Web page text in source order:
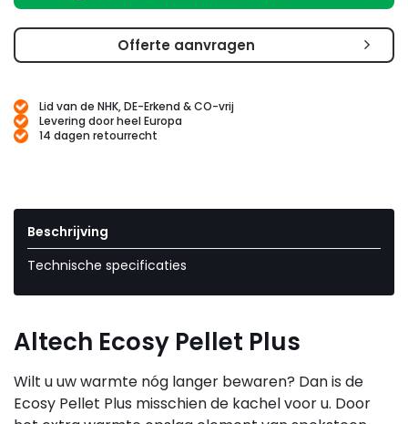
Offerte aanvragen
Lid van de NHK, DE-Erkend & CO-vrij
Levering door heel Europa
14 dagen retourrecht
Beschrijving
Technische specificaties
Altech Ecosy Pellet Plus
Wilt u uw warmte nóg langer bewaren? Dan is de
Ecosy Pellet Plus misschien de kachel voor u. Door